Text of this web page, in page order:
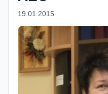
19.01.2015